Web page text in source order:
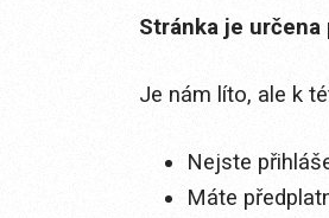
Stránka je
Je nám líto, ale k
Nejste
Máte